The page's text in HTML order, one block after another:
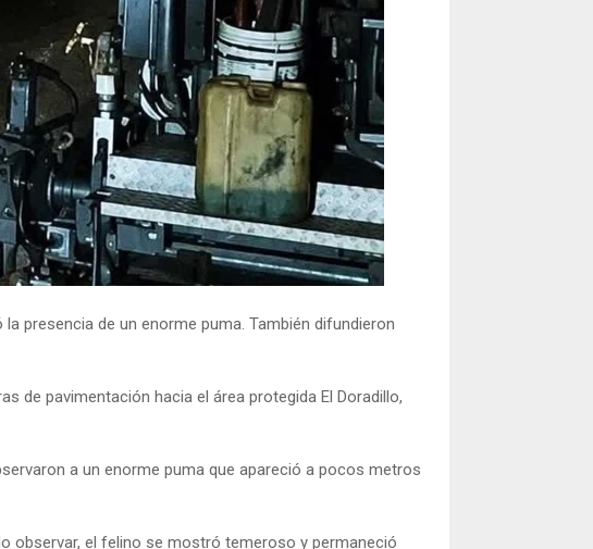
presencia de un enorme puma. También difundieron
de pavimentación hacia el área protegida El Doradillo,
a un enorme puma que apareció a pocos metros
observar, el felino se mostró temeroso y permaneció